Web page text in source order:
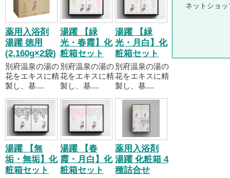
薬用入浴剤
湯躍 徳用
(2,160g×2袋)
別府温泉の湯の
花をエキスに精
製し、基....
湯躍 【緑
光・春霞】化
粧箱セット
別府温泉の湯の
花をエキスに精
製し、基....
湯躍 【緑
光・月白】化
粧箱セット
別府温泉の湯の
花をエキスに精
製し、基....
湯躍 【無
垢・無垢】化
粧箱セット
湯躍 【春
霞・月白】化
粧箱セット
薬用入浴剤
湯躍 化粧箱 4
種詰合せ
ネットショ